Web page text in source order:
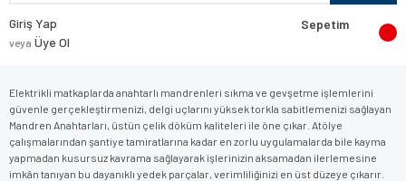
Giriş Yap
veya Üye Ol
Sepetim
Elektrikli matkaplarda anahtarlı mandrenleri sıkma ve gevşetme işlemlerini
güvenle gerçekleştirmenizi, delgi uçlarını yüksek torkla sabitlemenizi sağlayan
Mandren Anahtarları, üstün çelik döküm kaliteleri ile öne çıkar. Atölye
çalışmalarından şantiye tamiratlarına kadar en zorlu uygulamalarda bile kayma
yapmadan kusursuz kavrama sağlayarak işlerinizin aksamadan ilerlemesine
imkân tanıyan bu dayanıklı yedek parçalar, verimliliğinizi en üst düzeye çıkarır.